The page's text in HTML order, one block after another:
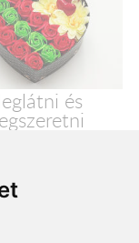
és